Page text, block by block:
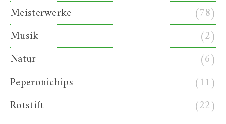
Meisterwerke
(78)
Musik
(2)
Natur
(6)
Peperonichips
(11)
Rotstift
(22)